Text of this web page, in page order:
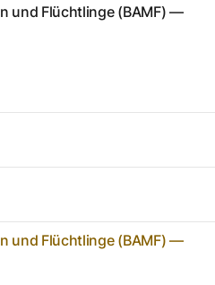
und Flüchtlinge (BAMF) —
und Flüchtlinge (BAMF) —